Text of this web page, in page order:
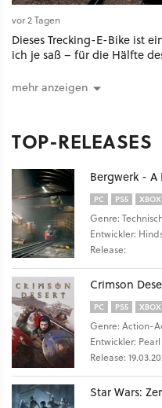
vor 2 Tagen
Dieses Trecking-E-Bike ist
ich je saß – für die Hälfte
mehr anzeigen
TOP-RELEASES
Bergwerk -
PC PS5
Genre:
Entwickler:
Release:
Crimson
PC PS5
Genre: Action-
Entwickler:
Release:
Star Wars: